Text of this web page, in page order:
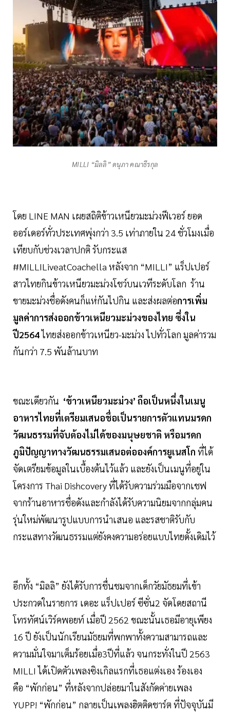
MILLI “มิลลิ” ดนุภา คณาธีรกุล
โดย LINE MAN เผยสถิติข้าวเหนียวมะม่วงฟีเวอร์ ยอด
ออร์เดอร์ทั่วประเทศพุ่งกว่า 3.5 เท่าภายใน 24 ชั่วโมงเมื่อ
เทียบกับช่วงเวลาปกติ รับกระแส
#MILLILiveatCoachella หลังจาก “MILLI” แร็ปเปอร์
สาวไทยกินข้าวเหนียวมะม่วงโชว์บนเวทีระดับโลก ร้าน
ขายมะม่วงชื่อดังคนก็แห่กันไปกิน และส่งผลต่อการเพิ่ม
มูลค่าการส่งออกข้าวเหนียวมะม่วงของไทย ซึ่งใน
ปี2564ไทยส่งออกข้าวเหนียว-มะม่วง ไปทั่วโลก มูลค่ารวม
กันกว่า 7.5 พันล้านบาท
ขณะเดียวกัน ‘ข้าวเหนียวมะม่วง’ ถือเป็นหนึ่งในเมนู
อาหารไทยที่เตรียมเสนอชื่อเป็นรายการตัวแทนมรดก
วัฒนธรรมที่จับต้องไม่ได้ของมนุษยชาติ หรือมรดก
ภูมิปัญญาทางวัฒนธรรมเสนอต่อองค์การยูเนสโก ที่ได้
จัดเตรียมข้อมูลในเบื้องต้นไว้แล้ว และยังเป็นเมนูที่อยู่ใน
โครงการ Thai Dishcovery ที่ได้รับความร่วมมือจากเชฟ
จากร้านอาหารชื่อดังและกำลังได้รับความนิยมจากกลุ่มคน
รุ่นใหม่พัฒนารูปแบบการนำเสนอ และรสชาติรับกับ
กระแสทางวัฒนธรรมแต่ยังคงความอร่อยแบบไทยดั้งเดิมไว้
อีกทั้ง “มิลลิ” ยังได้รับการชื่นชมจากเด็กวัยมัธยมที่เข้า
ประกวดในรายการ เดอะ แร็ปเปอร์ ซีซั่น2 จัดโดยสถานี
โทรทัศน์เวิร์คพอยท์ เมื่อปี 2562 ขณะนั้นเธอมีอายุเพียง
16 ปี ยังเป็นนักเรียนมัธยมที่พกพาทั้งความสามารถและ
ความมั่นใจมาเต็มร้อยเมื่อ3ปีที่แล้ว จนกระทั่งในปี 2563
MILLI ได้เปิดตัวเพลงซิงเกิลแรกที่เธอแต่งเอง ร้องเอง
คือ “พักก่อน” ที่หลังจากปล่อยมาในสังกัดค่ายเพลง
YUPP! “พักก่อน” กลายเป็นเพลงฮิตติดชาร์ต ที่ปัจจุบันมี